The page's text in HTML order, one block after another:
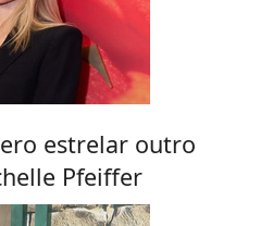
estrelar outro
Pfeiffer